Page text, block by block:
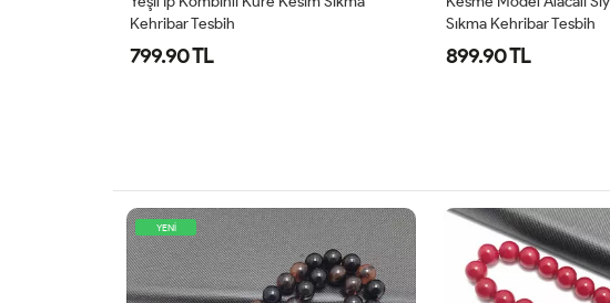
Kehribar Tesbih
799.90 TL
Sıkma Kehribar Tesbih
899.90 TL
YENİ